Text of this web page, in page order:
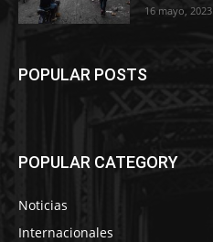
16 mayo, 2023
POPULAR POSTS
POPULAR CATEGORY
Noticias
Internacionales